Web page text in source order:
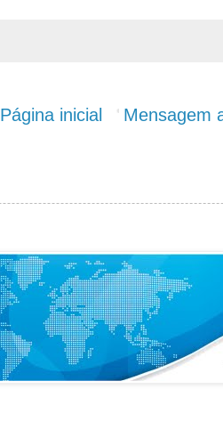
Mensagem
Página inicial